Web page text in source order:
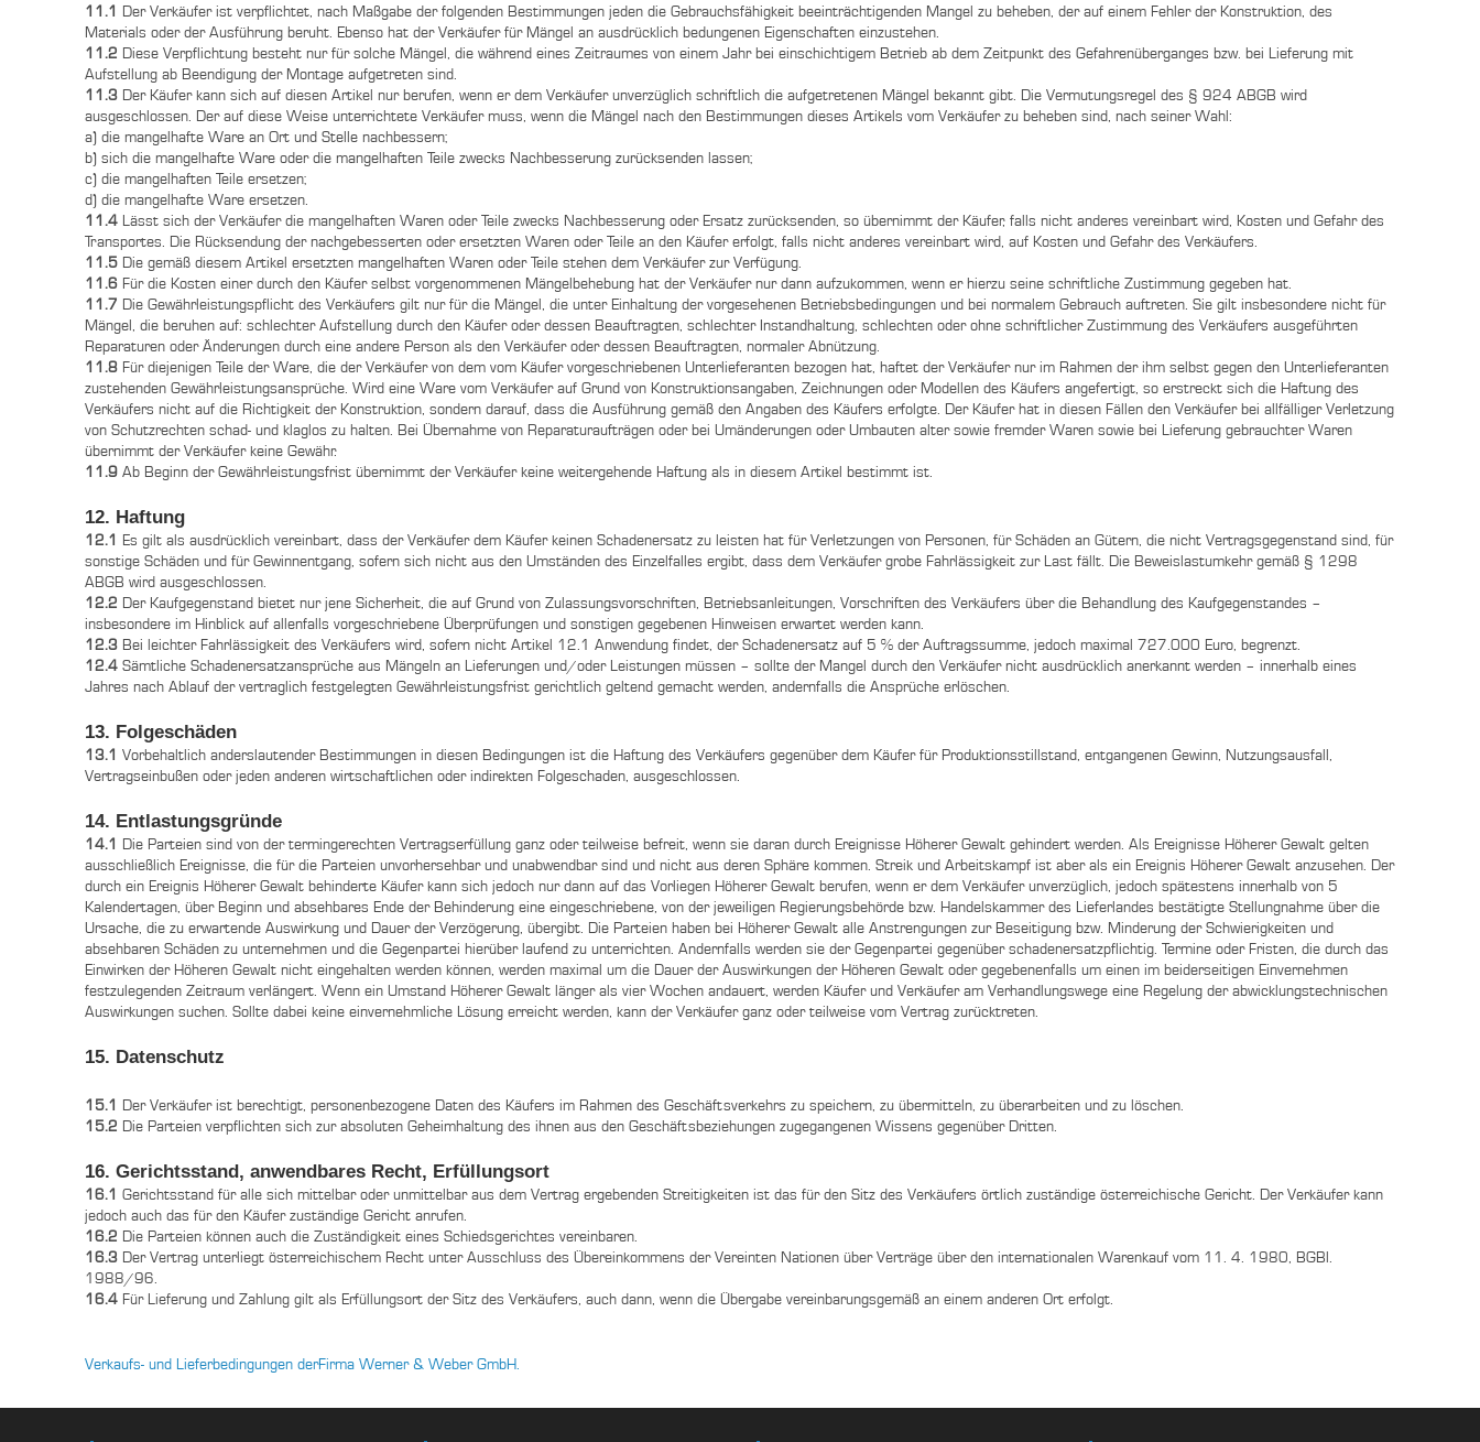
11.1 Der Verkäufer ist verpflichtet, nach Maßgabe der folgenden Bestimmungen jeden die Gebrauchsfähigkeit beeinträchtigenden Mangel zu beheben, der auf einem Fehler der Konstruktion, des
Materials oder der Ausführung beruht. Ebenso hat der Verkäufer für Mängel an ausdrücklich bedungenen Eigenschaften einzustehen.
11.2 Diese Verpflichtung besteht nur für solche Mängel, die während eines Zeitraumes von einem Jahr bei einschichtigem Betrieb ab dem Zeitpunkt des Gefahrenüberganges bzw. bei Lieferung mit
Aufstellung ab Beendigung der Montage aufgetreten sind.
11.3 Der Käufer kann sich auf diesen Artikel nur berufen, wenn er dem Verkäufer unverzüglich schriftlich die aufgetretenen Mängel bekannt gibt. Die Vermutungsregel des § 924 ABGB wird
ausgeschlossen. Der auf diese Weise unterrichtete Verkäufer muss, wenn die Mängel nach den Bestimmungen dieses Artikels vom Verkäufer zu beheben sind, nach seiner Wahl:
a) die mangelhafte Ware an Ort und Stelle nachbessern;
b) sich die mangelhafte Ware oder die mangelhaften Teile zwecks Nachbesserung zurücksenden lassen;
c) die mangelhaften Teile ersetzen;
d) die mangelhafte Ware ersetzen.
11.4 Lässt sich der Verkäufer die mangelhaften Waren oder Teile zwecks Nachbesserung oder Ersatz zurücksenden, so übernimmt der Käufer, falls nicht anderes vereinbart wird, Kosten und Gefahr des
Transportes. Die Rücksendung der nachgebesserten oder ersetzten Waren oder Teile an den Käufer erfolgt, falls nicht anderes vereinbart wird, auf Kosten und Gefahr des Verkäufers.
11.5 Die gemäß diesem Artikel ersetzten mangelhaften Waren oder Teile stehen dem Verkäufer zur Verfügung.
11.6 Für die Kosten einer durch den Käufer selbst vorgenommenen Mängelbehebung hat der Verkäufer nur dann aufzukommen, wenn er hierzu seine schriftliche Zustimmung gegeben hat.
11.7 Die Gewährleistungspflicht des Verkäufers gilt nur für die Mängel, die unter Einhaltung der vorgesehenen Betriebsbedingungen und bei normalem Gebrauch auftreten. Sie gilt insbesondere nicht für
Mängel, die beruhen auf: schlechter Aufstellung durch den Käufer oder dessen Beauftragten, schlechter Instandhaltung, schlechten oder ohne schriftlicher Zustimmung des Verkäufers ausgeführten
Reparaturen oder Änderungen durch eine andere Person als den Verkäufer oder dessen Beauftragten, normaler Abnützung.
11.8 Für diejenigen Teile der Ware, die der Verkäufer von dem vom Käufer vorgeschriebenen Unterlieferanten bezogen hat, haftet der Verkäufer nur im Rahmen der ihm selbst gegen den Unterlieferanten
zustehenden Gewährleistungsansprüche. Wird eine Ware vom Verkäufer auf Grund von Konstruktionsangaben, Zeichnungen oder Modellen des Käufers angefertigt, so erstreckt sich die Haftung des
Verkäufers nicht auf die Richtigkeit der Konstruktion, sondern darauf, dass die Ausführung gemäß den Angaben des Käufers erfolgte. Der Käufer hat in diesen Fällen den Verkäufer bei allfälliger Verletzung
von Schutzrechten schad- und klaglos zu halten. Bei Übernahme von Reparaturaufträgen oder bei Umänderungen oder Umbauten alter sowie fremder Waren sowie bei Lieferung gebrauchter Waren
übernimmt der Verkäufer keine Gewähr.
11.9 Ab Beginn der Gewährleistungsfrist übernimmt der Verkäufer keine weitergehende Haftung als in diesem Artikel bestimmt ist.
12. Haftung
12.1 Es gilt als ausdrücklich vereinbart, dass der Verkäufer dem Käufer keinen Schadenersatz zu leisten hat für Verletzungen von Personen, für Schäden an Gütern, die nicht Vertragsgegenstand sind, für
sonstige Schäden und für Gewinnentgang, sofern sich nicht aus den Umständen des Einzelfalles ergibt, dass dem Verkäufer grobe Fahrlässigkeit zur Last fällt. Die Beweislastumkehr gemäß § 1298
ABGB wird ausgeschlossen.
12.2 Der Kaufgegenstand bietet nur jene Sicherheit, die auf Grund von Zulassungsvorschriften, Betriebsanleitungen, Vorschriften des Verkäufers über die Behandlung des Kaufgegenstandes –
insbesondere im Hinblick auf allenfalls vorgeschriebene Überprüfungen und sonstigen gegebenen Hinweisen erwartet werden kann.
12.3 Bei leichter Fahrlässigkeit des Verkäufers wird, sofern nicht Artikel 12.1 Anwendung findet, der Schadenersatz auf 5 % der Auftragssumme, jedoch maximal 727.000 Euro, begrenzt.
12.4 Sämtliche Schadenersatzansprüche aus Mängeln an Lieferungen und/oder Leistungen müssen – sollte der Mangel durch den Verkäufer nicht ausdrücklich anerkannt werden – innerhalb eines
Jahres nach Ablauf der vertraglich festgelegten Gewährleistungsfrist gerichtlich geltend gemacht werden, andernfalls die Ansprüche erlöschen.
13. Folgeschäden
13.1 Vorbehaltlich anderslautender Bestimmungen in diesen Bedingungen ist die Haftung des Verkäufers gegenüber dem Käufer für Produktionsstillstand, entgangenen Gewinn, Nutzungsausfall,
Vertragseinbußen oder jeden anderen wirtschaftlichen oder indirekten Folgeschaden, ausgeschlossen.
14. Entlastungsgründe
14.1 Die Parteien sind von der termingerechten Vertragserfüllung ganz oder teilweise befreit, wenn sie daran durch Ereignisse Höherer Gewalt gehindert werden. Als Ereignisse Höherer Gewalt gelten
ausschließlich Ereignisse, die für die Parteien unvorhersehbar und unabwendbar sind und nicht aus deren Sphäre kommen. Streik und Arbeitskampf ist aber als ein Ereignis Höherer Gewalt anzusehen. Der
durch ein Ereignis Höherer Gewalt behinderte Käufer kann sich jedoch nur dann auf das Vorliegen Höherer Gewalt berufen, wenn er dem Verkäufer unverzüglich, jedoch spätestens innerhalb von 5
Kalendertagen, über Beginn und absehbares Ende der Behinderung eine eingeschriebene, von der jeweiligen Regierungsbehörde bzw. Handelskammer des Lieferlandes bestätigte Stellungnahme über die
Ursache, die zu erwartende Auswirkung und Dauer der Verzögerung, übergibt. Die Parteien haben bei Höherer Gewalt alle Anstrengungen zur Beseitigung bzw. Minderung der Schwierigkeiten und
absehbaren Schäden zu unternehmen und die Gegenpartei hierüber laufend zu unterrichten. Andernfalls werden sie der Gegenpartei gegenüber schadenersatzpflichtig. Termine oder Fristen, die durch das
Einwirken der Höheren Gewalt nicht eingehalten werden können, werden maximal um die Dauer der Auswirkungen der Höheren Gewalt oder gegebenenfalls um einen im beiderseitigen Einvernehmen
festzulegenden Zeitraum verlängert. Wenn ein Umstand Höherer Gewalt länger als vier Wochen andauert, werden Käufer und Verkäufer am Verhandlungswege eine Regelung der abwicklungstechnischen
Auswirkungen suchen. Sollte dabei keine einvernehmliche Lösung erreicht werden, kann der Verkäufer ganz oder teilweise vom Vertrag zurücktreten.
15. Datenschutz
15.1 Der Verkäufer ist berechtigt, personenbezogene Daten des Käufers im Rahmen des Geschäftsverkehrs zu speichern, zu übermitteln, zu überarbeiten und zu löschen.
15.2 Die Parteien verpflichten sich zur absoluten Geheimhaltung des ihnen aus den Geschäftsbeziehungen zugegangenen Wissens gegenüber Dritten.
16. Gerichtsstand, anwendbares Recht, Erfüllungsort
16.1 Gerichtsstand für alle sich mittelbar oder unmittelbar aus dem Vertrag ergebenden Streitigkeiten ist das für den Sitz des Verkäufers örtlich zuständige österreichische Gericht. Der Verkäufer kann
jedoch auch das für den Käufer zuständige Gericht anrufen.
16.2 Die Parteien können auch die Zuständigkeit eines Schiedsgerichtes vereinbaren.
16.3 Der Vertrag unterliegt österreichischem Recht unter Ausschluss des Übereinkommens der Vereinten Nationen über Verträge über den internationalen Warenkauf vom 11. 4. 1980, BGBl.
1988/96.
16.4 Für Lieferung und Zahlung gilt als Erfüllungsort der Sitz des Verkäufers, auch dann, wenn die Übergabe vereinbarungsgemäß an einem anderen Ort erfolgt.
Verkaufs- und Lieferbedingungen derFirma Werner & Weber GmbH.